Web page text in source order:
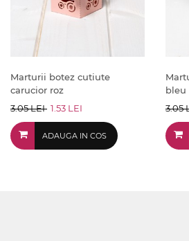
Marturii botez cutiute
carucior roz
3.05 LEI 1.53 LEI
ADAUGA IN COS
bleu
3.05